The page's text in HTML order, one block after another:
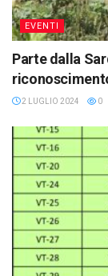
EVENTI
Parte dalla
2 LUGLIO 2024 0